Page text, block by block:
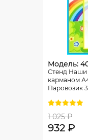
Модель:
Стенд Наши
карманом
Паровозик
1 025 ₽
932 ₽